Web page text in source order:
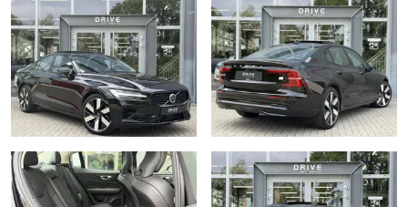
DAB ontvanger
Dimlichten automatisch
Elektrisch bedienbare achterklep met sensorsturing
Elektrische ramen achter
Elektrische ramen voor
Elektrisch verstelb. passagiersstoel met geheugen
Elektronische remkrachtverdeling